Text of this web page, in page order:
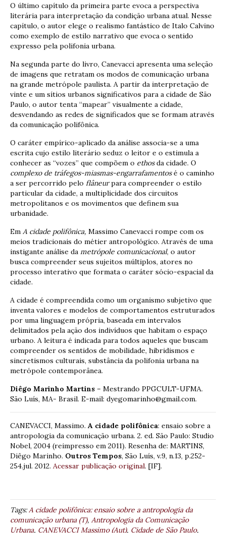
O último capítulo da primeira parte evoca a perspectiva
literária para interpretação da condição urbana atual. Nesse
capítulo, o autor elege o realismo fantástico de Italo Calvino
como exemplo de estilo narrativo que evoca o sentido
expresso pela polifonia urbana.
Na segunda parte do livro, Canevacci apresenta uma seleção
de imagens que retratam os modos de comunicação urbana
na grande metrópole paulista. A partir da interpretação de
vinte e um sítios urbanos significativos para a cidade de São
Paulo, o autor tenta “mapear” visualmente a cidade,
desvendando as redes de significados que se formam através
da comunicação polifônica.
O caráter empírico-aplicado da análise associa-se a uma
escrita cujo estilo literário seduz o leitor e o estimula a
conhecer as “vozes” que compõem o ethosda cidade. O
complexo de tráfegos-miasmas-engarrafamentosé o caminho
a ser percorrido pelo flâneurpara compreender o estilo
particular da cidade, a multiplicidade dos circuitos
metropolitanos e os movimentos que definem sua
urbanidade.
Em A cidade polifônica, Massimo Canevacci rompe com os
meios tradicionais do métier antropológico. Através de uma
instigante análise da metrópole comunicacional, o autor
busca compreender seus sujeitos múltiplos, atores no
processo interativo que formata o caráter sócio-espacial da
cidade.
A cidade é compreendida como um organismo subjetivo que
inventa valores e modelos de comportamentos estruturados
por uma linguagem própria, baseada em intervalos
delimitados pela ação dos indivíduos que habitam o espaço
urbano. A leitura é indicada para todos aqueles que buscam
compreender os sentidos de mobilidade, hibridismos e
sincretismos culturais, substância da polifonia urbana na
metrópole contemporânea.
Diêgo Marinho Martins – Mestrando PPGCULT-UFMA.
São Luís, MA- Brasil. E-mail: dyegomarinho@gmail.com.
CANEVACCI, Massimo. A cidade polifônica: ensaio sobre a
antropologia da comunicação urbana. 2. ed. São Paulo: Studio
Nobel, 2004 (reimpresso em 2011). Resenha de: MARTINS,
Diêgo Marinho. Outros Tempos, São Luís, v.9, n.13, p.252-
254.jul. 2012. Acessar publicação original. [IF].
Tags:A cidade polifônica: ensaio sobre a antropologia da
comunicação urbana (T), Antropologia da Comunicação
Urbana, CANEVACCI Massimo (Aut), Cidade de São Paulo,